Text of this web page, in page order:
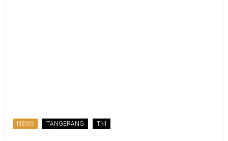
NEWS TANGERANG TNI